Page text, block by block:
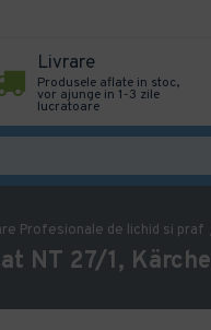
Livrare
Produsele aflate in stoc,
vor ajunge in 1-3 zile
lucratoare
Profesionale de lichid si praf
NT 27/1,